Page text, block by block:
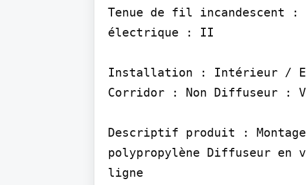
Tenue de fil incandescent
électrique : II
Installation : Intérieur /
Corridor : Non Diffuseur :
Descriptif produit :
polypropylène Diffuseur en
ligne